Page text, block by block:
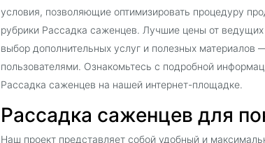
условия, позволяющие оптимизировать процедуру
рубрики Рассадка саженцев. Лучшие цены от
выбор дополнительных услуг и полезных
пользователями. Ознакомьтесь с подробной
Рассадка саженцев на нашей интернет-площадке.
Рассадка саженцев для
Наш проект представляет собой удобный и